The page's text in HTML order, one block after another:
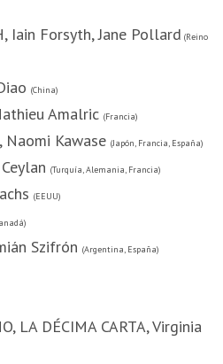
Iain Forsyth, Jane Pollard (Reino
(China)
Amalric (Francia)
Naomi Kawase (Japón, Francia, España)
(Turquía, Alemania, Francia)
(EEUU)
Szifrón (Argentina, España)
LA DÉCIMA CARTA, Virginia